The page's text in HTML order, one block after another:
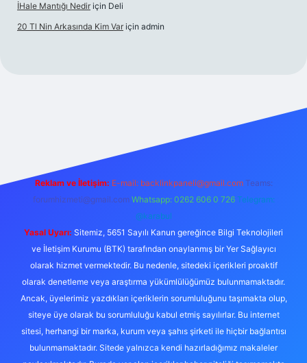
İHale Mantığı Nedir için Deli
20 Tl Nin Arkasında Kim Var için admin
Reklam ve İletişim: E-mail: backlinkpaneli@gmail.com Teams:
forumhizmeti@gmail.com Whatsapp: 0262 606 0 726 Telegram:
@karabul
Yasal Uyarı: Sitemiz, 5651 Sayılı Kanun gereğince Bilgi Teknolojileri
ve İletişim Kurumu (BTK) tarafından onaylanmış bir Yer Sağlayıcı
olarak hizmet vermektedir. Bu nedenle, sitedeki içerikleri proaktif
olarak denetleme veya araştırma yükümlülüğümüz bulunmamaktadır.
Ancak, üyelerimiz yazdıkları içeriklerin sorumluluğunu taşımakta olup,
siteye üye olarak bu sorumluluğu kabul etmiş sayılırlar. Bu internet
sitesi, herhangi bir marka, kurum veya şahıs şirketi ile hiçbir bağlantısı
bulunmamaktadır. Sitede yalnızca kendi hazırladığımız makaleler